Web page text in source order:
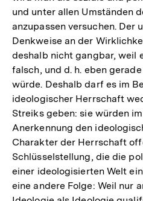
und unter allen Umständen
anzupassen versuchen. Der
Denkweise an der
deshalb nicht gangbar, weil
falsch, und d. h. eben
würde. Deshalb darf es im
ideologischer Herrschaft
Streiks geben: sie würden
Anerkennung den
Charakter der Herrschaft
Schlüsselstellung, die die
einer ideologisierten Welt
eine andere Folge: Weil nur